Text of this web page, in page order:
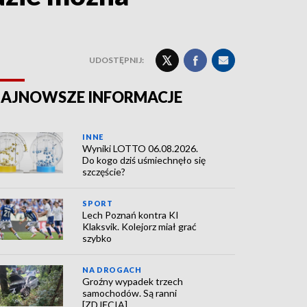
UDOSTĘPNIJ:
INFORMACJE
INNE
Wyniki LOTTO 06.08.2026.
Do kogo dziś uśmiechnęło się
szczęście?
SPORT
Lech Poznań kontra KI
Klaksvik. Kolejorz miał grać
szybko
NA DROGACH
Groźny wypadek trzech
samochodów. Są ranni
[ZDJĘCIA]